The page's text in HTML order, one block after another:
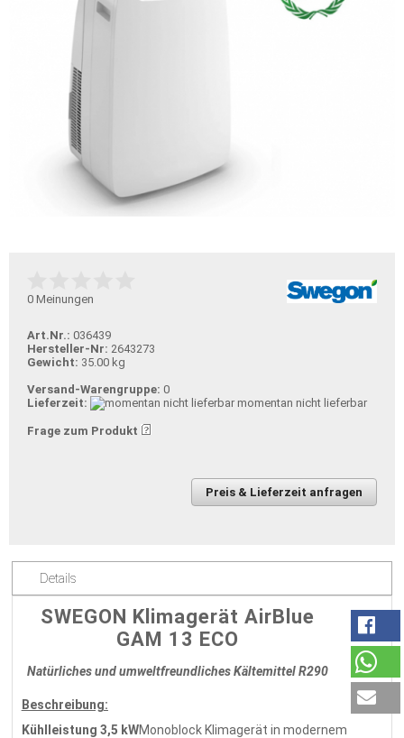
0 Meinungen
Art.Nr.: 036439
Hersteller-Nr: 2643273
Gewicht: 35.00 kg
Versand-Warengruppe: 0
Lieferzeit:
momentan nicht lieferbar
Frage zum Produkt
Preis & Lieferzeit anfragen
Details
SWEGON Klimagerät AirBlue
GAM 13 ECO
Natürliches und umweltfreundliches Kältemittel R290
Beschreibung:
Kühlleistung 3,5 kWMonoblock Klimagerät in modernem